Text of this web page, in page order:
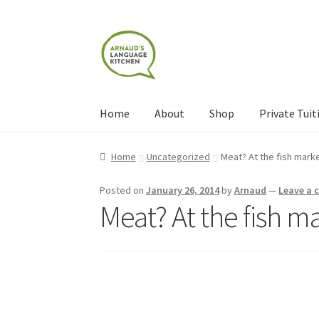
Skip
to
navigation
Skip
to
content
Home About Shop Private
Home About Blog Cart Checkout Contact
ShopTerms and Conditions Categories
Home Uncategorized Meat? At the fish
Posted onJanuary 26, 2014byArnaud — Leave a
Meat? At the fish